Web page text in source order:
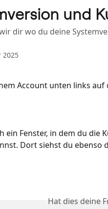
und
dir wo du deine
2025
Account unten links auf
ein Fenster, in dem du
Dort siehst du ebenso
Hat dies deine